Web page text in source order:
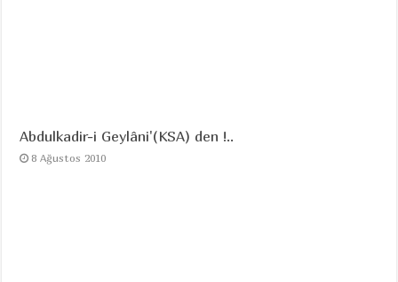
Abdulkadir-i Geylâni'(KSA) den !..
8 Ağustos 2010